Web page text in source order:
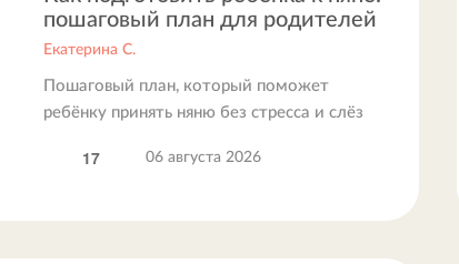
пошаговый план для родителей
Екатерина С.
Пошаговый план, который поможет
ребёнку принять няню без стресса и слёз
17 06 августа 2026